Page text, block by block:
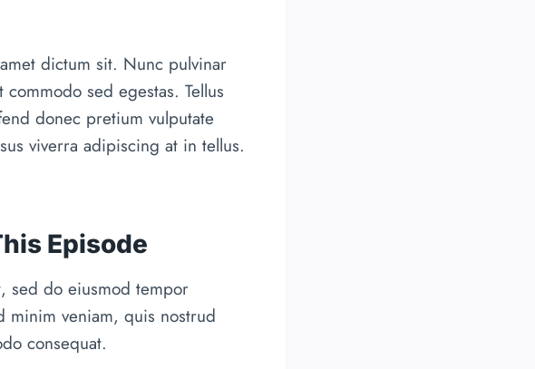
dictum sit. Nunc pulvinar
sed egestas. Tellus
donec pretium vulputate
viverra adipiscing at in tellus.
Episode
sed do eiusmod tempor
minim veniam, quis nostrud
consequat.